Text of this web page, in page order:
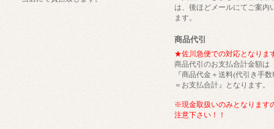
は、後ほどメールにてご案内
ます。
商品代引
★佐川急便での対応となりま
商品代引のお支払合計金額は
『商品代金＋送料(代引き手
＝お支払合計』となります。
※現金取扱いのみとなります
注意下さい！！